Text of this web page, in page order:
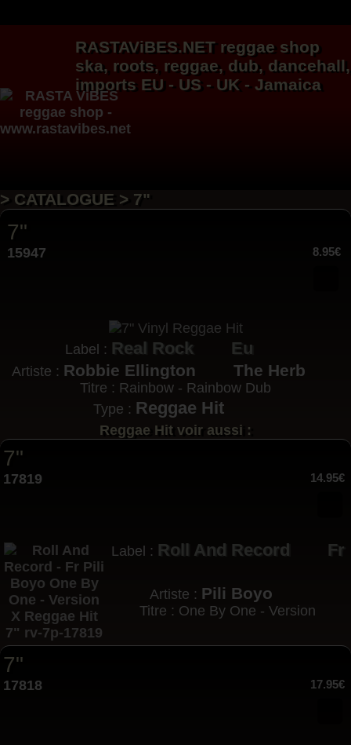
RASTAViBES.NET reggae shop
ska, roots, reggae, dub, dancehall,
imports EU - US - UK - Jamaica
> CATALOGUE > 7"
7"
15947 8.95€
Label : Real Rock Eu
Artiste : Robbie Ellington The Herb
Titre : Rainbow - Rainbow Dub
Type : Reggae Hit
Reggae Hit voir aussi :
7"
17819 14.95€
Label : Roll And Record Fr
Artiste : Pili Boyo
Titre : One By One - Version
7"
17818 17.95€